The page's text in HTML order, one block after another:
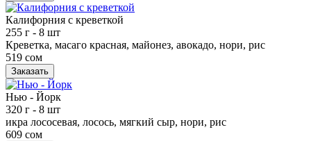
Калифорния с креветкой
255 г - 8 шт
Креветка, масаго красная, майонез, авокадо, нори, рис
519 сом
Заказать
Нью - Йорк
320 г - 8 шт
икра лососевая, лосось, мягкий сыр, нори, рис
609 сом